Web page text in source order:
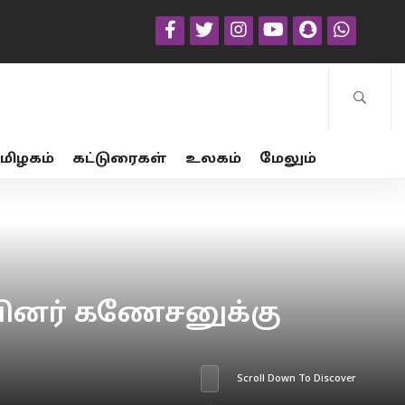
கட்டுரைகள் உலகம் மேலும்
கணேசனுக்கு
Scroll Down To Discover